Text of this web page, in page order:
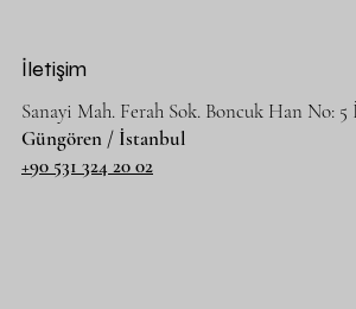
İletişim
Sanayi Mah. Ferah Sok. Boncuk Han No: 5
Güngören / İstanbul
+90 531 324 20 02